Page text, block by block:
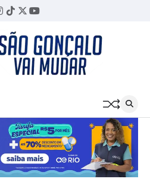
TikTok
TwitterYouTube